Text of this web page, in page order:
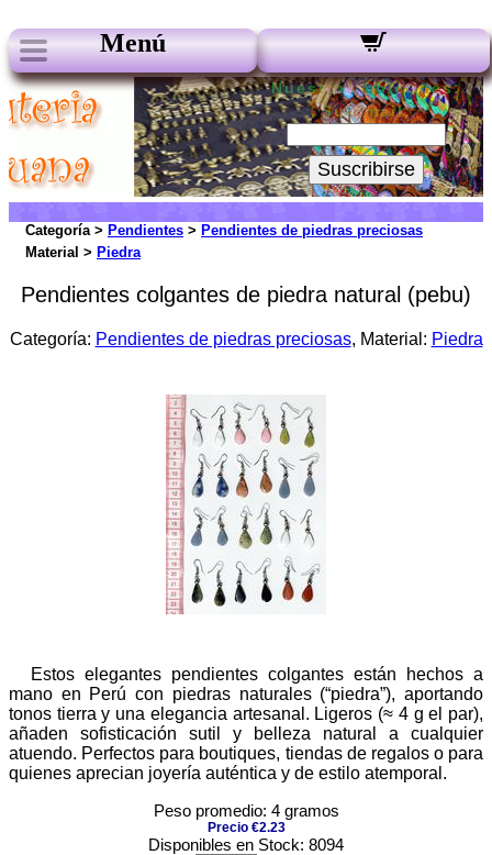
Menú
Nuestros boletines:
Su Email:
Suscribirse
Categoría > Pendientes > Pendientes de piedras preciosas
Material > Piedra
Pendientes colgantes de piedra natural (pebu)
Categoría: Pendientes de piedras preciosas, Material: Piedra
Estos elegantes pendientes colgantes están hechos a
mano en Perú con piedras naturales (“piedra”), aportando
tonos tierra y una elegancia artesanal. Ligeros (≈ 4 g el par),
añaden sofisticación sutil y belleza natural a cualquier
atuendo. Perfectos para boutiques, tiendas de regalos o para
quienes aprecian joyería auténtica y de estilo atemporal.
Peso promedio: 4 gramos
Precio €2.23
Disponibles en Stock: 8094